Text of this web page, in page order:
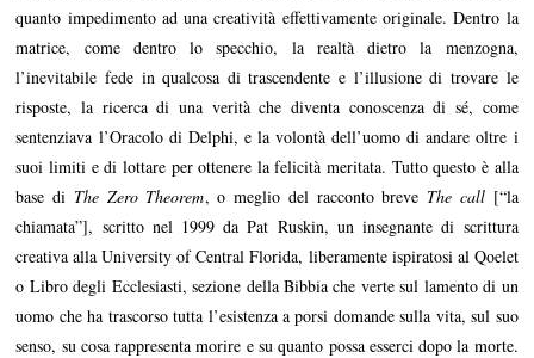
quanto impedimento ad una creatività effettivamente originale. Dentro la
matrice, come dentro lo specchio, la realtà dietro la menzogna,
l’inevitabile fede in qualcosa di trascendente e l’illusione di trovare le
risposte, la ricerca di una verità che diventa conoscenza di sé, come
sentenziava l’Oracolo di Delphi, e la volontà dell’uomo di andare oltre i
suoi limiti e di lottare per ottenere la felicità meritata. Tutto questo è alla
base di The Zero Theorem, o meglio del racconto breve The call[“la
chiamata”], scritto nel 1999 da Pat Ruskin, un insegnante di scrittura
creativa alla University of Central Florida, liberamente ispiratosi al Qoelet
o Libro degli Ecclesiasti, sezione della Bibbia che verte sul lamento di un
uomo che ha trascorso tutta l’esistenza a porsi domande sulla vita, sul suo
senso, su cosa rappresenta morire e su quanto possa esserci dopo la morte.